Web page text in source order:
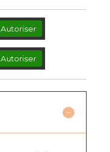
Autoriser
Autoriser